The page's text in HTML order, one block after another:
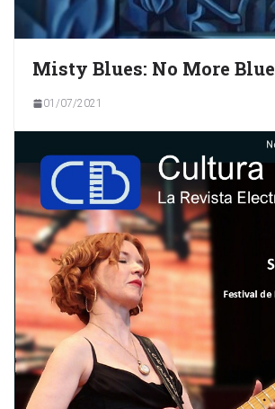
Misty Blues: No More Blue
01/07/2021